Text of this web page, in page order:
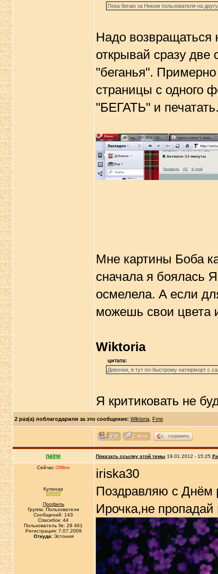
Пока бегаю за Ником пользователя на
Надо
открывай сразу
"беганья".
страницы с одного
"БЕГАТЬ" и
Мне картины Боба
сначала я боялась
осмелела. А если
можешь свои цвета
Wiktoria
цитата:
Девочки, я тут по-быстрому натюрморт с
Я критиковать не
2 раз(а) поблагодарили за это сообщение: Wiktoria, Fmp
сохранить
naine Показать ссылку этой темы 19.01.2012 - 15:25
Сейчас Offline
Кулинар
Профиль
Группа: Пользователи
Сообщений: 143
Спасибок: 44
Пользователь №: 29 461
Регистрация: 7.07.2009
Откуда:Эстония
iriska30
Поздравляю с Днём
Ирочка,не пропадай